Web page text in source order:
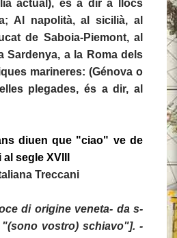
actual), és a dir a llocs
Al napolità, al sicilià, al
de Saboia-Piemont, al
Sardenya, a la Roma dels
marineres: (Génova o
plegades, és a dir, al
diuen que "ciao" ve de
segle XVIII
Treccani
di origine veneta- da s-
vostro) schiavo"]. -